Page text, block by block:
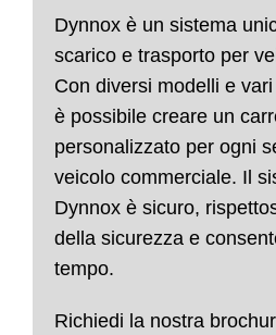
Dynnox è un sistema
scarico e trasporto per
Con diversi modelli e
è possibile creare un
personalizzato per ogni
veicolo commerciale. Il
Dynnox è sicuro,
della sicurezza e
tempo.
Richiedi la nostra